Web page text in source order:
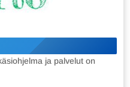
ja palvelut on